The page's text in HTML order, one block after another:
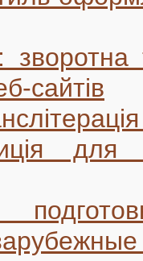
сайтів